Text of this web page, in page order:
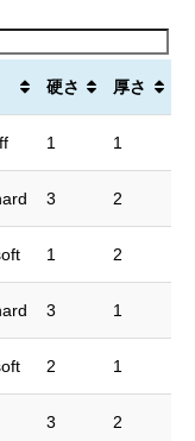
硬さ 厚さ
1 1
3 2
1 2
3 1
2 1
3 2